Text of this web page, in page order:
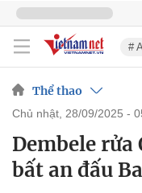
#
Thể thao
chủ nhật, 28/09/2025 -
Dembele rửa
bất an đấu